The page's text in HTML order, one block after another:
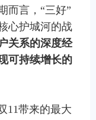
而言，“三好”
心护城河的战
关系的深度经
可持续增长的
带来的最大